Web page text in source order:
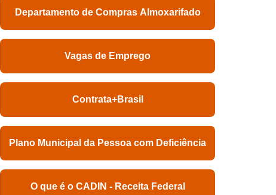
Departamento de Compras Almoxarifado
Vagas de Emprego
Contrata+Brasil
Plano Municipal da Pessoa com Deficiência
O que é o CADIN - Receita Federal